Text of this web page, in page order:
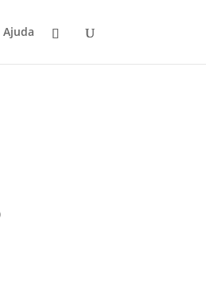
Ajuda